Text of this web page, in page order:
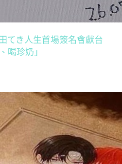
てき人生首場簽名會獻台
喝珍奶」